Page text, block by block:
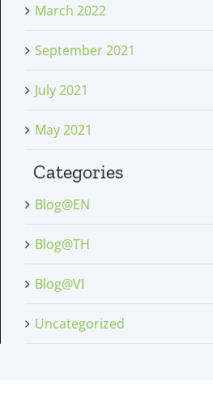
March 2022
September 2021
July 2021
May 2021
Categories
Blog@EN
Blog@TH
Blog@VI
Uncategorized